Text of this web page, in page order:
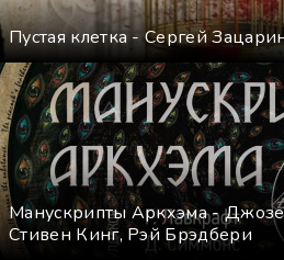
Пустая клетка - Сергей
Манускрипты Аркхэма -
Стивен Кинг, Рэй Брэдбери